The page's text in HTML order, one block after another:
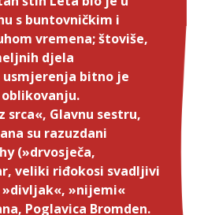
s buntovničkim i
vremena; štoviše,
djela
bitno je
srca«, Glavnu sestru,
su razuzdani
(»drvosječa,
veliki riđokosi svadljivi
»nijemi«
Poglavica Bromden.